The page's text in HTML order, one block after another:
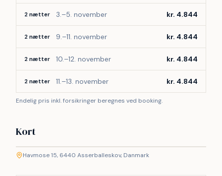
2 nætter 3.–5. november kr. 4.844
2 nætter 9.–11. november kr. 4.844
2 nætter 10.–12. november kr. 4.844
2 nætter 11.–13. november kr. 4.844
Endelig pris inkl. forsikringer beregnes ved booking.
Kort
+
Havmose 15, 6440 Asserballeskov, Danmark